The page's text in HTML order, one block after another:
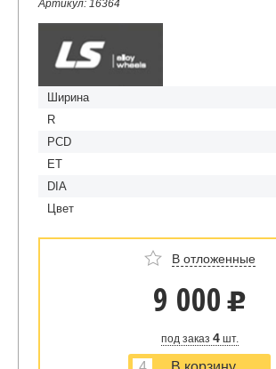
Артикул: 16364
Ширина
R
PCD
ET
DIA
Цвет
В отложенные
9 000 u
под заказ 4шт.